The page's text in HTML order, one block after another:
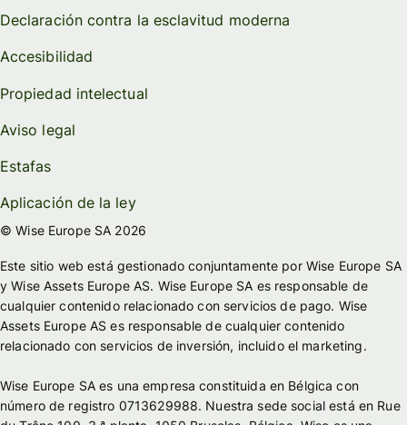
Declaración contra la esclavitud moderna
Accesibilidad
Propiedad intelectual
Aviso legal
Estafas
Aplicación de la ley
© Wise Europe SA 2026
Este sitio web está gestionado conjuntamente por Wise Europe SA
y Wise Assets Europe AS. Wise Europe SA es responsable de
cualquier contenido relacionado con servicios de pago. Wise
Assets Europe AS es responsable de cualquier contenido
relacionado con servicios de inversión, incluido el marketing.
Wise Europe SA es una empresa constituida en Bélgica con
número de registro 0713629988. Nuestra sede social está en Rue